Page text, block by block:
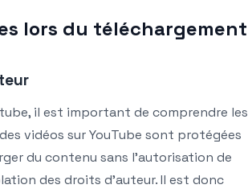
lors du téléchargement
il est important de comprendre les
vidéos sur YouTube sont protégées
du contenu sans l’autorisation de
des droits d’auteur. Il est donc